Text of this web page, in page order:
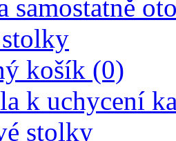
samostatně
košík (0)
k uchycení
stolky